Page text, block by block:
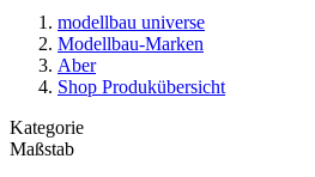
modellbau universe
Modellbau-Marken
Aber
Shop Produkübersicht
Kategorie
Maßstab